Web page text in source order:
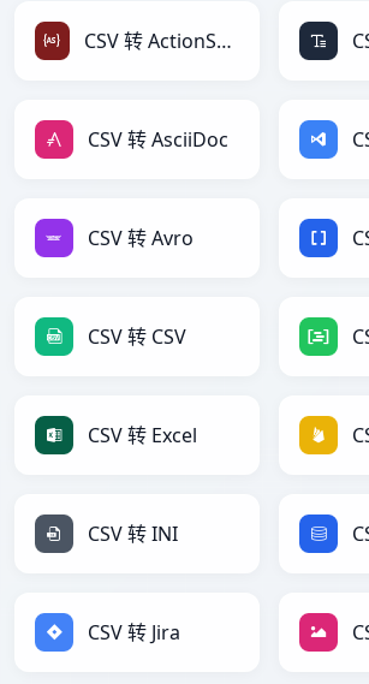
CSV 转 ActionScript
CSV 转 AsciiDoc
CSV 转 Avro
CSV 转 CSV
CSV 转 Excel
CSV 转 INI
CSV 转 Jira